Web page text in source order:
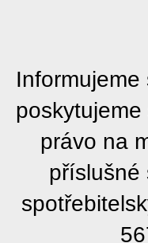
právo na
příslušné